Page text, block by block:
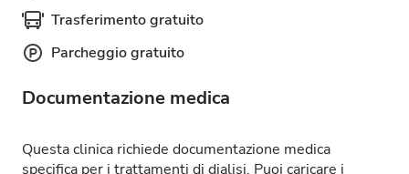
Trasferimento gratuito
Parcheggio gratuito
Documentazione medica
Questa clinica richiede documentazione medica
specifica per i trattamenti di dialisi. Puoi caricare i